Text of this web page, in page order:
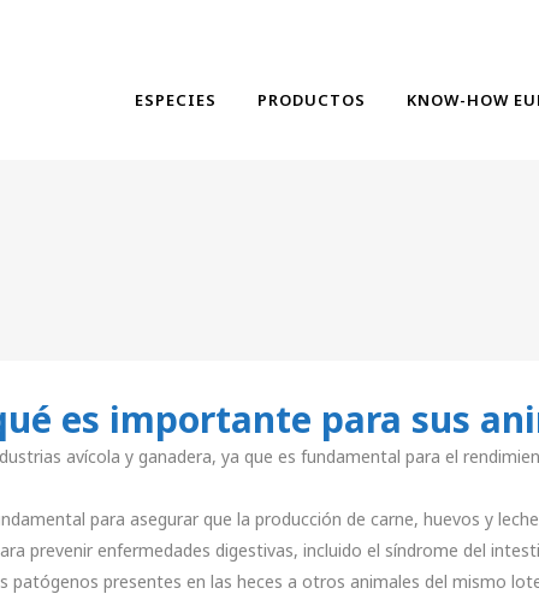
ESPECIES PRODUCTOS KNOW-HOW
es importante para sus
avícola y ganadera, ya que es fundamental para el
para asegurar que la producción de carne, huevos y
prevenir enfermedades digestivas, incluido el síndrome del
patógenos presentes en las heces a otros animales del mismo